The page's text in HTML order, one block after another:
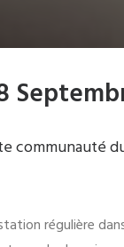
communauté
régulière